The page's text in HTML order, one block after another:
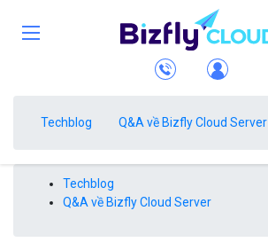
Techblog Q&A về Bizfly Cloud Server
Techblog
Q&A về Bizfly Cloud Server